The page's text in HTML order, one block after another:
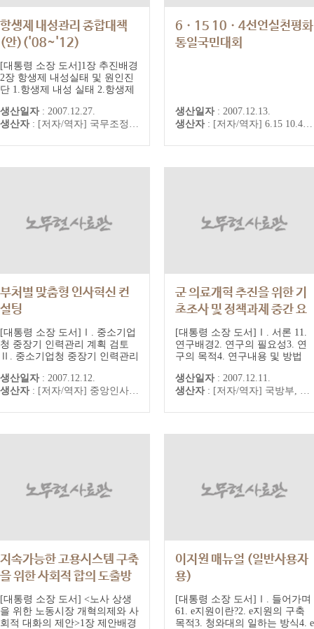
항생제 내성관리 종합대책
(안)('08~'12)
[대통령 소장 도서]1장 추진배경
2장 항생제 내성실태 및 원인진
단 1.항생제 내성 실태 2.항생제
으로 인한 문제점3장 그간의 추
진상황 종합점검*외국사례4장
1.추진방향 및 전략 2.분야별 주
생산일자 : 2007.12.27.
생산자 : [저자/역자] 국무조정실, 농림부, 보건복지부, 환경부, 해양수산부, 식품의약품안전청 [출판] 국무조정실, 농림부, 보건복지부, 환경부, 해양수산부, 식품의약품안전청
6ㆍ15 10ㆍ4선언실천평화
통일국민대회
생산일자 : 2007.12.13.
생산자 : [저자/역자] 6.15 10.4선언실천평화통일국민대회 추진위원회 [출판] 6.15 10.4선언실천평화통일국민대회 추진위원회
부처별 맞춤형 인사혁신 컨
설팅
[대통령 소장 도서]Ⅰ. 중소기업
청 중장기 인력관리 계획 검토
Ⅱ. 중소기업청 중장기 인력관리
영 현황 진단2. 인력관리계획을
위한 역량체계 구축3. 직무분석
설문
생산일자 : 2007.12.12.
생산자 : [저자/역자] 중앙인사위원회 [출판] 중앙인사위원회
군 의료개혁 추진을 위한 기
초조사 및 정책과제 중간 요
약보고서
[대통령 소장 도서]Ⅰ. 서론 11.
연구배경2. 연구의 필요성3. 연
구의 목적4. 연구내용 및 방법
발전방향 141. 군 의무체계2. 외
국의 군 의무 문헌고찰3. 영국
구 중간결과 261. 제1세부과제 :
생산일자 : 2007.12.11.
생산자 : [저자/역자] 국방부, 건양대학교 의과대학 [출판] 국방부, 건양대학교 의과대학
지속가능한 고용시스템 구축
을 위한 사회적 합의 도출방
안
[대통령 소장 도서] <노사 상생
을 위한 노동시장 개혁의제와 사
회적 대화의 제안>1장 제안배경
이지원 매뉴얼 (일반사용자
용)
[대통령 소장 도서]Ⅰ. 들어가며
61. e지원이란?2. e지원의 구축
목적3. 청와대의 일하는 방식4. e